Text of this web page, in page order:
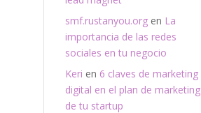
smf.rustanyou.org en La
importancia de las redes
sociales en tu negocio
Keri en 6 claves de marketing
digital en el plan de marketing
de tu startup